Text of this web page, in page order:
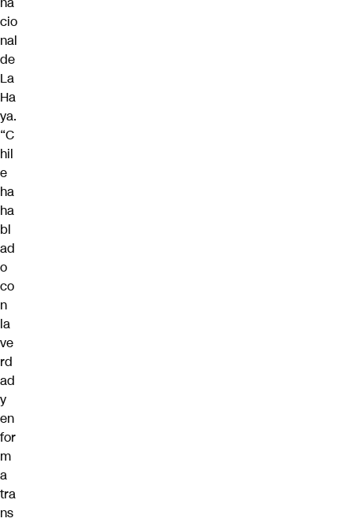
cio
nal
de
La
Ha
ya.
“C
hil
e
ha
ha
bl
ad
o
co
n
la
ve
rd
ad
y
en
for
m
a
tra
ns